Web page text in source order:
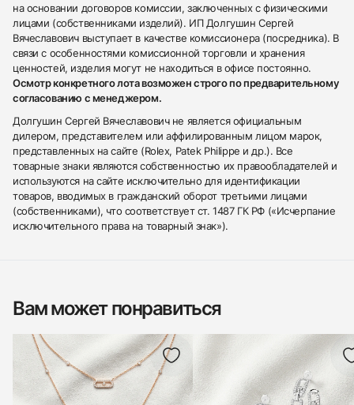
на основании договоров комиссии, заключенных с физическими
лицами (собственниками изделий). ИП Долгушин Сергей
Вячеславович выступает в качестве комиссионера (посредника). В
связи с особенностями комиссионной торговли и хранения
ценностей, изделия могут не находиться в офисе постоянно.
Осмотр конкретного лота возможен строго по предварительному
согласованию с менеджером.
Долгушин Сергей Вячеславович не является официальным
дилером, представителем или аффилированным лицом марок,
представленных на сайте (Rolex, Patek Philippe и др.). Все
товарные знаки являются собственностью их правообладателей и
используются на сайте исключительно для идентификации
товаров, вводимых в гражданский оборот третьими лицами
(собственниками), что соответствует ст. 1487 ГК РФ («Исчерпание
исключительного права на товарный знак»).
Вам может понравиться